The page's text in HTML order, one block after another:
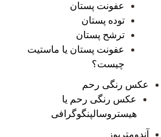
عفونت پستان
توده پستان
ترشح پستان
عفونت پستان یا ماستیت
چیست؟
عکس رنگی رحم
عکس رنگی رحم یا
هیستروسالپنگوگرافی
آندومتریوز